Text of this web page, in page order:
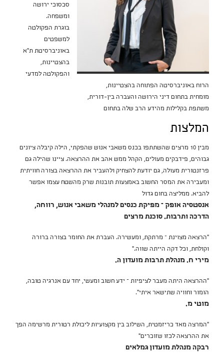
סכסוכי ירושה
ומשפחה.
בוגרת הפקולטה
למשפטים
באוניברסיטת ת"א
בהצטיינות,
והפקולטה למדעי
הרוח באוניברסיטה הפתוחה בהצטיינות,
מומחית בתחום דיני הירושה והעברה בין-דורית,
משתפת בקלילות מהידע הרב שלה בתחום
המלצות
מבין 10 מרצים שהשתתפו בכנס משאבי אנוש שהפקתי, הילה קיבלה ציונים
גבוהים, פידבקים מעולים, הקהל ממש אהב את ההרצאה. ציינו שהילה גם
פרזנטורית מעולה, גם יודעת להצחיק ולהעביר את ההרצאה בצורה חוויתית
ומעבירה את המסר החשוב באמצעות תובנות שרק מהשטח עצמו אפשר
להביא. ממליצה בחום גדול
אנסטסיה אופק – מפיקת כנסים למנהלי משאבי אנוש, רווחה,
הדרכה ותרבות. סוכנת מרצים
"הרצאה מצוינת – מרתקת, ומעשירה. העברת את החומר בצורה ברורה
וקולחת, וכל דקה הייתה שווה."
מירי ח. מנהלת תרבות מועדון ה.
"ההרצאה היתה מעבר לציפיות – ידע חשוב ומעשי, יחד עם אנרגיה טובה,
הומור וחוויה שתישאר איתי".
מוטי מ.
"המרצה מאד כריזמטית, השילוב בין מקצועיות ליכולת רטורית מרשימה הפך
את ההרצאה לכזו שזוכרים"
רבקה מנהלת מועדון גמלאים